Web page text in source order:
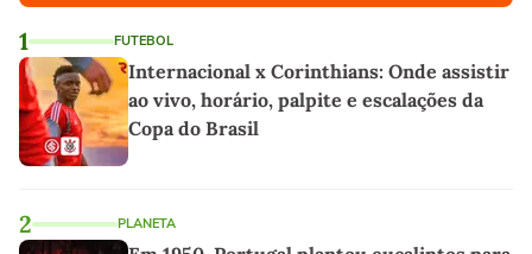
1 FUTEBOL
Internacional x Corinthians: Onde assistir
ao vivo, horário, palpite e escalações da
Copa do Brasil
2 PLANETA